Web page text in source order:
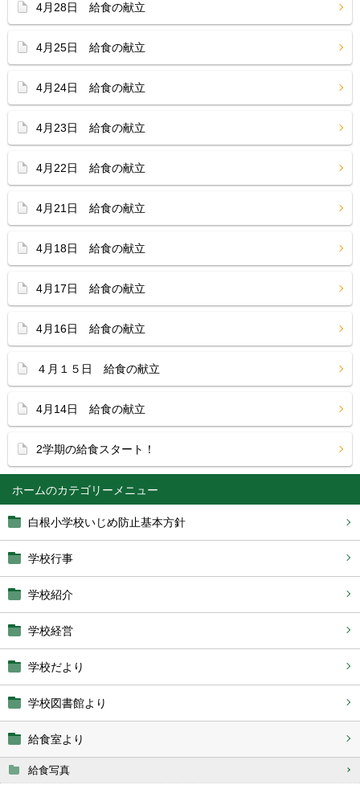
ホーム
白根小学校いじめ防止基本方針
学校行事
学校紹介
学校経営
学校だより
学校図書館より
給食室より
給食写真
4月28日 給食の献立
4月25日 給食の献立
4月24日 給食の献立
4月23日 給食の献立
4月22日 給食の献立
4月21日 給食の献立
4月18日 給食の献立
4月17日 給食の献立
4月16日 給食の献立
４月１５日 給食の献立
4月14日 給食の献立
2学期の給食スタート！